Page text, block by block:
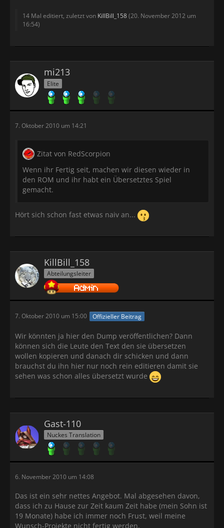
14 Mal editiert, zuletzt von KillBill_158(20. November 2012 um
16:54)
mi213
Elite
7. Oktober 2010 um 14:21
Zitat von RedScorpion
Wenn ihr Fertig seit, machen wir diesen wieder in
den ROM und ihr habt ein Übersetztes Spiel
gemacht.
Hört sich schon fast etwas naiv an...
KillBill_158
Abteilungsleiter
7. Oktober 2010 um 15:00 Offizieller Beitrag
Wir könnten ja hier den Dump veröffentlichen? Dann
können sich die Leute den Text den sie übersetzen
wollen kopieren und danach dir schicken und dann
brauchst du ihn hier nur noch rein editieren damit sie
sehen was schon alles übersetzt wurde
Gast-110
Nuckes Translation
6. November 2010 um 14:08
Das ist ein sehr nettes Angebot. Mal abgesehen davon,
dass ich zu Hause zur Zeit kaum Zeit habe (mein Sohn ist
19 Monate) habe ich immer noch Frust, weil meine
Wunsch-Projekte nicht fertig werden.